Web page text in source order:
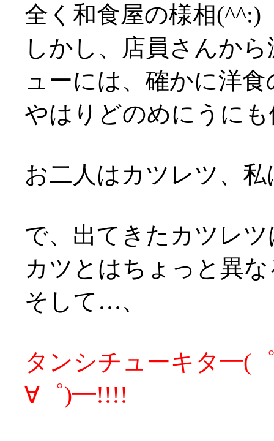
全く和食屋の様相(^^:)
しかし、店員さんか
ューには、確かに洋
やはりどのめにうに
お二人はカツレツ、
で、出てきたカツレ
カツとはちょっと異
そして…、
タンシチューキタ━(
∀゜)━!!!!